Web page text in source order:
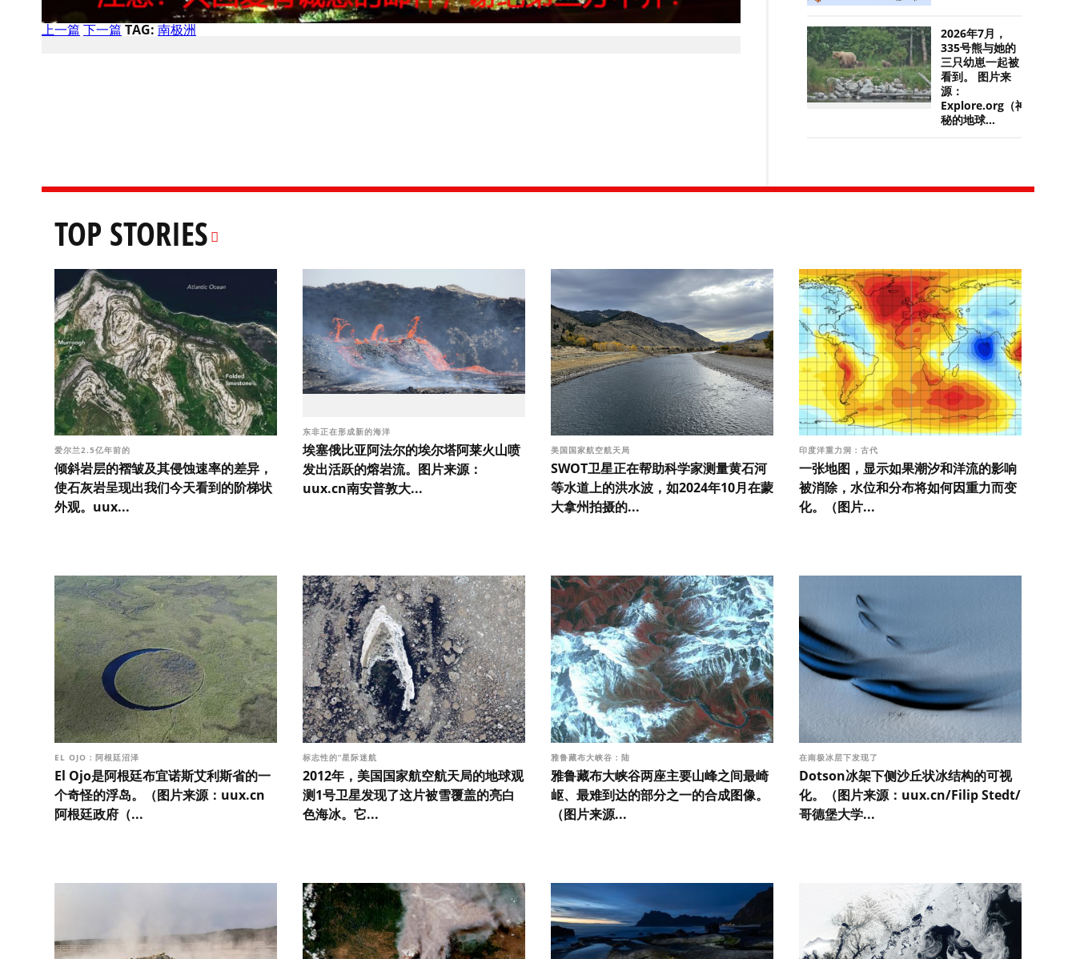
上一篇下一篇TAG:南极洲
2026年7月，
335号熊与她的
三只幼崽一起被
看到。 图片来
源：
Explore.org（神
秘的地球...
TOP STORIES
爱尔兰2.5亿年前的
倾斜岩层的褶皱及其侵蚀速率的差异，
使石灰岩呈现出我们今天看到的阶梯状
外观。uux...
东非正在形成新的海洋
埃塞俄比亚阿法尔的埃尔塔阿莱火山喷
发出活跃的熔岩流。图片来源：
uux.cn南安普敦大...
美国国家航空航天局
SWOT卫星正在帮助科学家测量黄石河
等水道上的洪水波，如2024年10月在蒙
大拿州拍摄的...
印度洋重力洞：古代
一张地图，显示如果潮汐和洋流的影响
被消除，水位和分布将如何因重力而变
化。（图片...
EL OJO：阿根廷沼泽
El Ojo是阿根廷布宜诺斯艾利斯省的一
个奇怪的浮岛。（图片来源：uux.cn
阿根廷政府（...
标志性的“星际迷航
2012年，美国国家航空航天局的地球观
测1号卫星发现了这片被雪覆盖的亮白
色海冰。它...
雅鲁藏布大峡谷：陆
雅鲁藏布大峡谷两座主要山峰之间最崎
岖、最难到达的部分之一的合成图像。
（图片来源...
在南极冰层下发现了
Dotson冰架下侧沙丘状冰结构的可视
化。（图片来源：uux.cn/Filip Stedt/
哥德堡大学...